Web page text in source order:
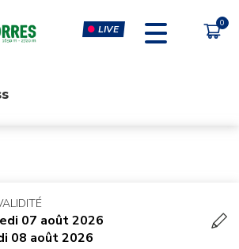
LIVE
07 août 2026
08 août 2026